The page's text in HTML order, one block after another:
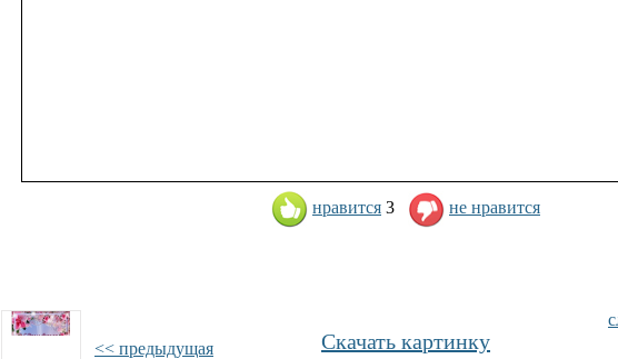
нравится 3 не нравится
<< предыдущая Скачать картинку